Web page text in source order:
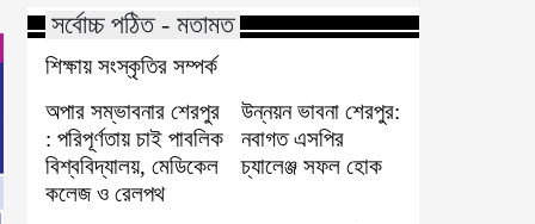
সর্বোচ্চ পঠিত - মতামত
শিক্ষায় সংস্কৃতির সম্পর্ক
অপার সম্ভাবনার শেরপুর
: পরিপূর্ণতায় চাই পাবলিক
বিশ্ববিদ্যালয়, মেডিকেল
কলেজ ও রেলপথ
উন্নয়ন ভাবনা শেরপুর:
নবাগত এসপির
চ্যালেঞ্জ সফল হোক